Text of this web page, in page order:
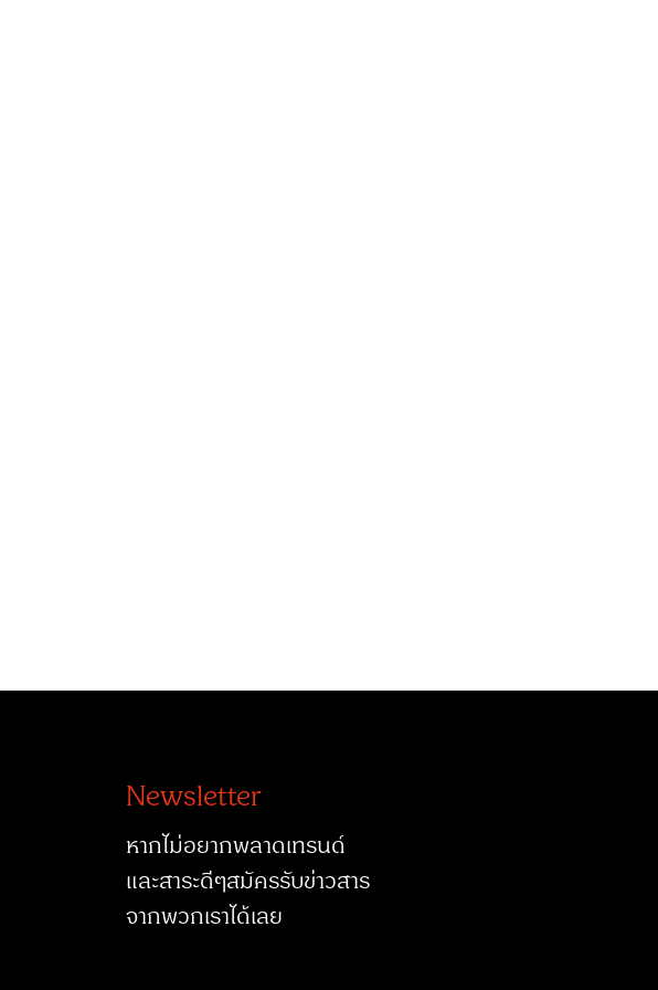
Newsletter
หากไม่อยากพลาดเทรนด์
และสาระดีๆสมัครรับข่าวสาร
จากพวกเราได้เลย